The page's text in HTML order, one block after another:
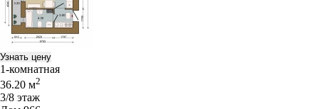
Узнать цену
1-комнатная
36.20 м2
3/8 этаж